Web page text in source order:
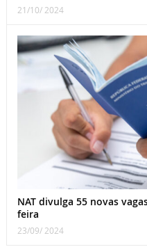
21/10/ 2024
NAT divulga 55 novas
feira
23/09/ 2024